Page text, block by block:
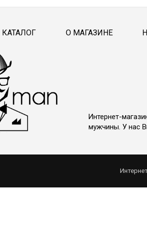
КАТАЛОГ О МАГАЗИНЕ
Интернет-
мужчины. У нас